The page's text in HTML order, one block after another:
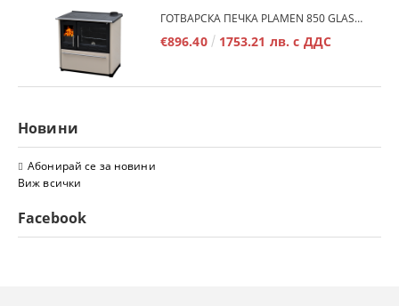
ГОТВАРСКА ПЕЧКА PLAMEN 850 GLAS 11KW
€896.40 1753.21 лв. с ДДС
Новини
Абонирай се за новини
Виж всички
Facebook